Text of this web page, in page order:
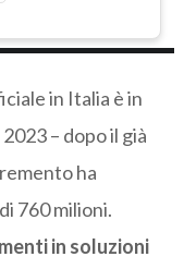
in Italia è in
– dopo il già
ha
760 milioni.
in soluzioni